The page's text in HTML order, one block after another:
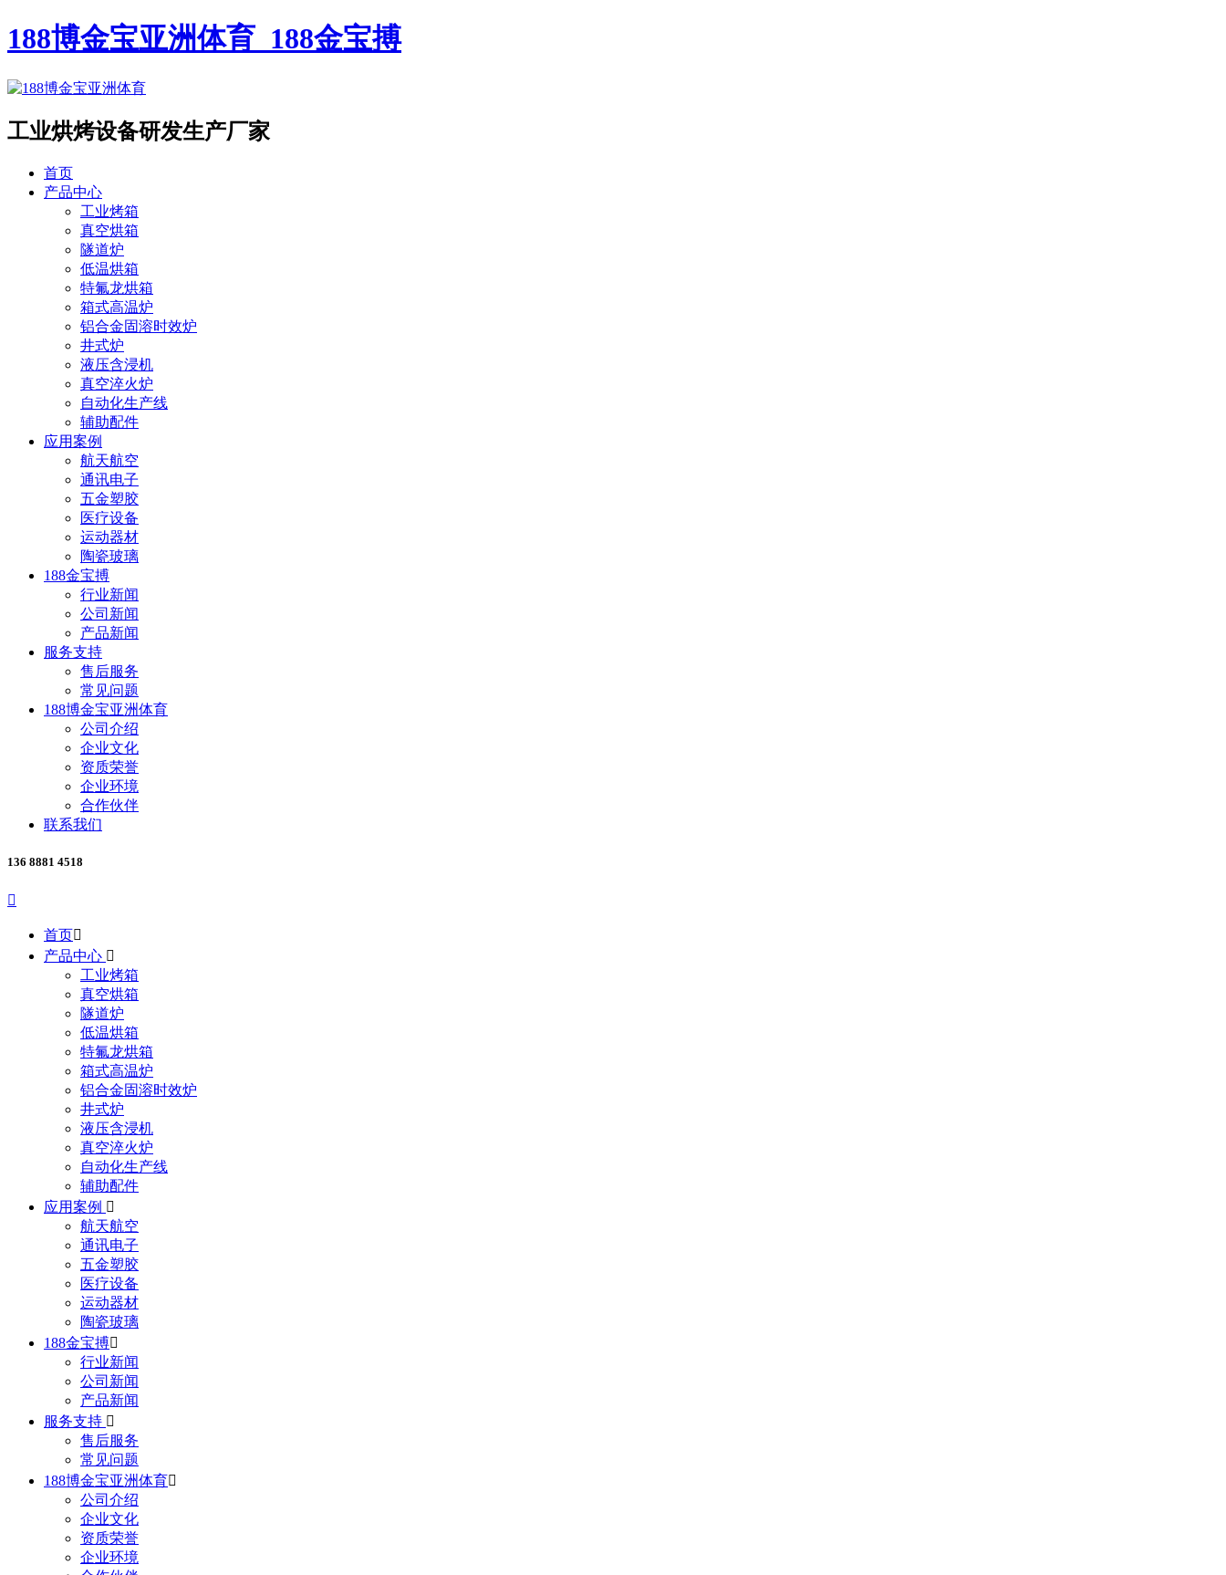
188博金宝亚洲体育_188金宝搏
工业烘烤设备研发生产厂家
首页
产品中心
工业烤箱
真空烘箱
隧道炉
低温烘箱
特氟龙烘箱
箱式高温炉
铝合金固溶时效炉
井式炉
液压含浸机
真空淬火炉
自动化生产线
辅助配件
应用案例
航天航空
通讯电子
五金塑胶
医疗设备
运动器材
陶瓷玻璃
188金宝搏
行业新闻
公司新闻
产品新闻
服务支持
售后服务
常见问题
188博金宝亚洲体育
公司介绍
企业文化
资质荣誉
企业环境
合作伙伴
联系我们
136 8881 4518

首页
产品中心 
工业烤箱
真空烘箱
隧道炉
低温烘箱
特氟龙烘箱
箱式高温炉
铝合金固溶时效炉
井式炉
液压含浸机
真空淬火炉
自动化生产线
辅助配件
应用案例 
航天航空
通讯电子
五金塑胶
医疗设备
运动器材
陶瓷玻璃
188金宝搏
行业新闻
公司新闻
产品新闻
服务支持 
售后服务
常见问题
188博金宝亚洲体育
公司介绍
企业文化
资质荣誉
企业环境